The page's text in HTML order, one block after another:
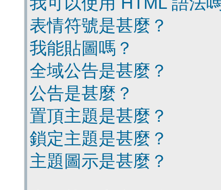
表情符號是甚麼？
我能貼圖嗎？
全域公告是甚麼？
公告是甚麼？
置頂主題是甚麼？
鎖定主題是甚麼？
主題圖示是甚麼？